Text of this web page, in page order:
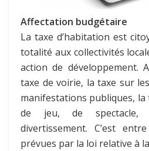
Affectation budgétaire
La taxe d’habitation est
totalité aux collectivités
action de développement.
taxe de voirie, la taxe sur
manifestations publiques, la
de jeu, de spectacle,
divertissement. C’est
prévues par la loi relative à